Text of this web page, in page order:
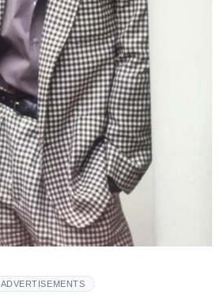
ADVERTISEMENTS